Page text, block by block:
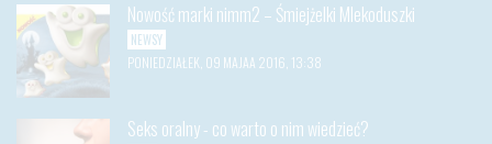
Nowość marki nimm2 – Śmiejżelki Mlekoduszki
NEWSY
PONIEDZIAŁEK, 09 MAJAA 2016, 13:38
Seks oralny - co warto o nim wiedzieć?